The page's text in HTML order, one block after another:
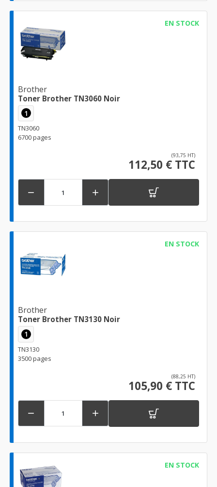
EN STOCK
Brother
Toner Brother TN3060 Noir
1
TN3060
6700 pages
(93,75 HT)
112,50 € TTC
 
EN STOCK
Brother
Toner Brother TN3130 Noir
1
TN3130
3500 pages
(88,25 HT)
105,90 € TTC
 
EN STOCK